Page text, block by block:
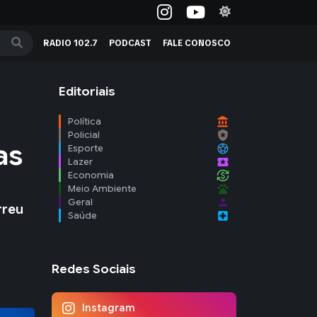
RADIO 102.7 PODCAST FALE CONOSCO
Editoriais
Política account_balance
Policial local_police
Esporte sports_soccer
Lazer local_activity
Economia currency_exchange
Meio Ambiente pets
Geral person
Saúde local_hospital
Redes Sociais
Instagram